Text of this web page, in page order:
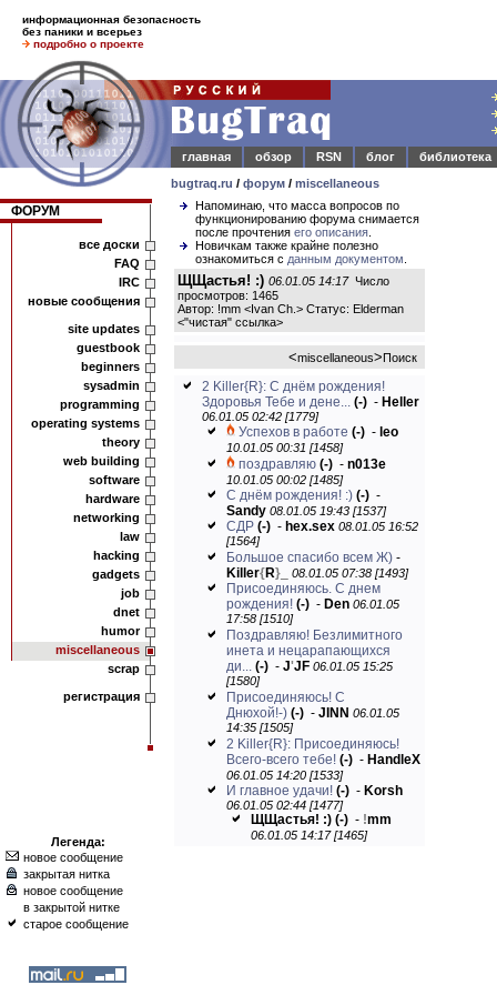
информационная безопасность
без паники и всерьез
подробно о проекте
главная обзор RSN блог
библиотека
bugtraq.ru / форум / miscellaneous
ФОРУМ
все доски
FAQ
IRC
новые сообщения
site updates
guestbook
beginners
sysadmin
programming
operating systems
theory
web building
software
hardware
networking
law
hacking
gadgets
job
dnet
humor
miscellaneous
scrap
регистрация
Легенда:
новое сообщение
закрытая нитка
новое сообщение
в закрытой нитке
старое сообщение
Напоминаю, что масса вопросов по
функционированию форума снимается
после прочтения его описания
Новичкам также крайне полезно
ознакомиться с данным документом
ЩЩастья! :) 06.01.05 14:17Число
просмотров: 1465
Автор: !mm <Ivan Ch.> Статус: Elderman
<"чистая" ссылка>
<miscellaneous>Поиск
2 Killer{R}: С днём рождения!
Здоровья Тебе и дене... (-) - Heller
06.01.05 02:42 [1779]
Успехов в работе (-) - leo
10.01.05 00:31 [1458]
поздравляю (-) - n013e
10.01.05 00:02 [1485]
С днём рождения! :) (-) -
Sandy 08.01.05 19:43 [1537]
CДР (-) - hex.sex 08.01.05 16:52
[1564]
Большое спасибо всем Ж) -
Killer{R} 08.01.05 07:38 [1493]
Присоединяюсь. С днем
рождения! (-) - Den 06.01.05
17:58 [1510]
Поздравляю! Безлимитного
инета и нецарапающихся
ди... (-) - J'JF 06.01.05 15:25
[1580]
Присоединяюсь! С
Днюхой!-) (-) - JINN 06.01.05
14:35 [1505]
2 Killer{R}: Присоединяюсь!
Всего-всего тебе! (-) - HandleX
06.01.05 14:20 [1533]
И главное удачи! (-) - Korsh
06.01.05 02:44 [1477]
ЩЩастья! :) (-) - !mm
06.01.05 14:17 [1465]